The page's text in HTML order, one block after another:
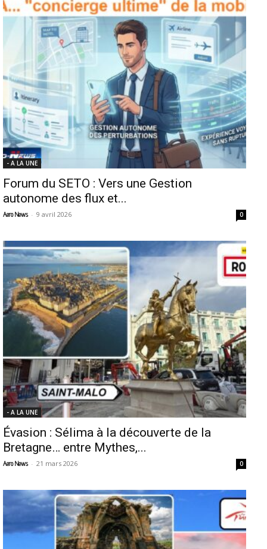
- A LA UNE
Forum du SETO : Vers une Gestion
autonome des flux et...
Aero News - 9 avril 2026 0
- A LA UNE
Évasion : Sélima à la découverte de la
Bretagne… entre Mythes,...
Aero News - 21 mars 2026 0